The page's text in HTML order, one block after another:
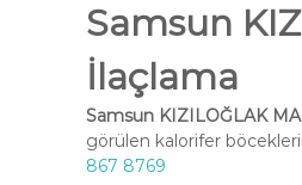
Samsun
İlaçlama
Samsun KIZILOĞLAK
görülen kalorifer
867 8769